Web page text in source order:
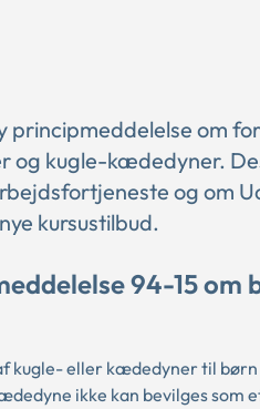
principmeddelelse om
og kugle-kædedyner.
og om
kursustilbud.
94-15 om
kugle- eller kædedyner til
ikke kan bevilges som